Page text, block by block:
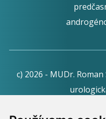
c) 2026 - MUDr.